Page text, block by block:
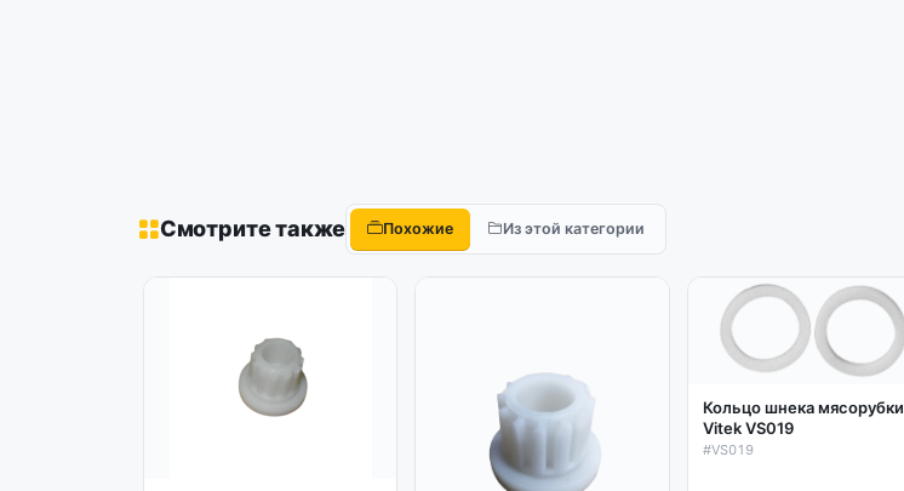
Смотрите также Похожие Из этой категории
Кольцо шнека мясорубки
Vitek VS019
#VS019